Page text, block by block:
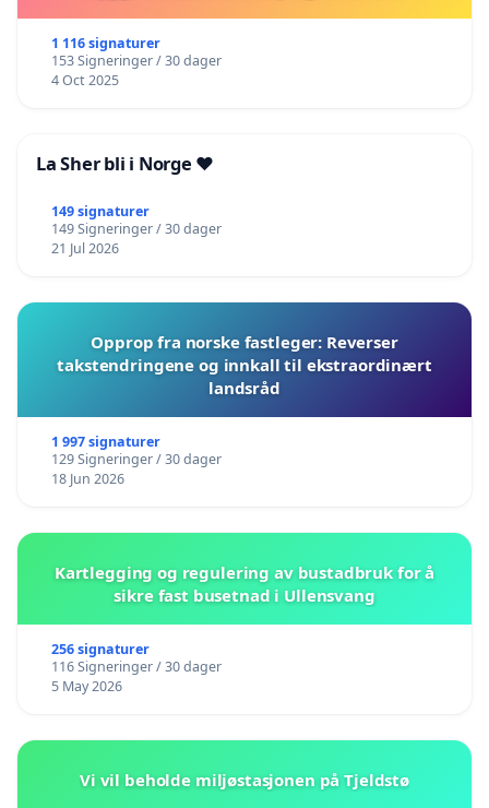
1 116 signaturer
153 Signeringer / 30 dager
4 Oct 2025
La Sher bli i Norge ❤️
149 signaturer
149 Signeringer / 30 dager
21 Jul 2026
Opprop fra norske fastleger: Reverser
takstendringene og innkall til ekstraordinært
landsråd
1 997 signaturer
129 Signeringer / 30 dager
18 Jun 2026
Kartlegging og regulering av bustadbruk for å
sikre fast busetnad i Ullensvang
256 signaturer
116 Signeringer / 30 dager
5 May 2026
Vi vil beholde miljøstasjonen på Tjeldstø